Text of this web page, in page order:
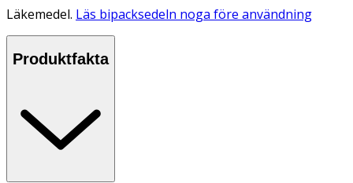
Läkemedel. Läs bipacksedeln noga före användning
Produktfakta